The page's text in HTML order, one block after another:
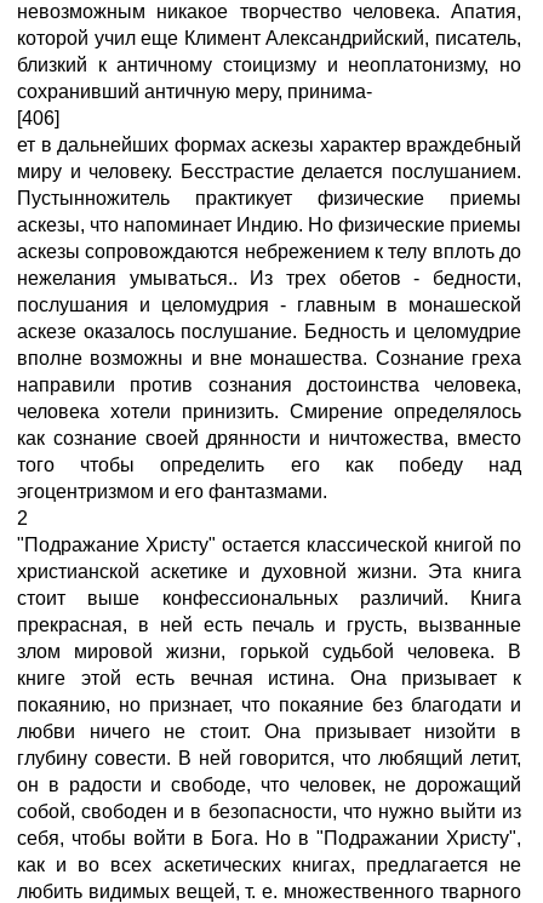
невозможным никакое творчество человека. Апатия,
которой учил еще Климент Александрийский, писатель,
близкий к античному стоицизму и неоплатонизму, но
сохранивший античную меру, принима-
[406]
ет в дальнейших формах аскезы характер враждебный
миру и человеку. Бесстрастие делается послушанием.
Пустынножитель практикует физические приемы
аскезы, что напоминает Индию. Но физические приемы
аскезы сопровождаются небрежением к телу вплоть до
нежелания умываться.. Из трех обетов - бедности,
послушания и целомудрия - главным в монашеской
аскезе оказалось послушание. Бедность и целомудрие
вполне возможны и вне монашества. Сознание греха
направили против сознания достоинства человека,
человека хотели принизить. Смирение определялось
как сознание своей дрянности и ничтожества, вместо
того чтобы определить его как победу над
эгоцентризмом и его фантазмами.
2
"Подражание Христу" остается классической книгой по
христианской аскетике и духовной жизни. Эта книга
стоит выше конфессиональных различий. Книга
прекрасная, в ней есть печаль и грусть, вызванные
злом мировой жизни, горькой судьбой человека. В
книге этой есть вечная истина. Она призывает к
покаянию, но признает, что покаяние без благодати и
любви ничего не стоит. Она призывает низойти в
глубину совести. В ней говорится, что любящий летит,
он в радости и свободе, что человек, не дорожащий
собой, свободен и в безопасности, что нужно выйти из
себя, чтобы войти в Бога. Но в "Подражании Христу",
как и во всех аскетических книгах, предлагается не
любить видимых вещей, т. е. множественного тварного